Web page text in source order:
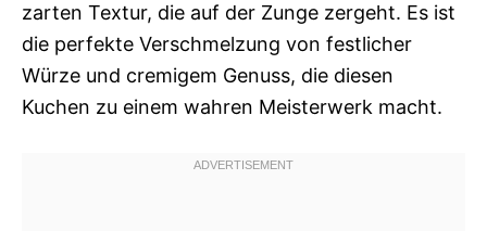
zarten Textur, die auf der Zunge zergeht. Es ist
die perfekte Verschmelzung von festlicher
Würze und cremigem Genuss, die diesen
Kuchen zu einem wahren Meisterwerk macht.